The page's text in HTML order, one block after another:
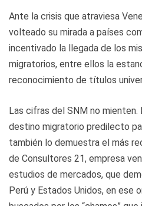
Ante la crisis que atraviesa
volteado su mirada a países
incentivado la llegada de los
migratorios, entre ellos la
reconocimiento de títulos
Las cifras del SNM no mienten.
destino migratorio predilecto
también lo demuestra el más
de Consultores 21, empresa
estudios de mercados, que
Perú y Estados Unidos, en ese